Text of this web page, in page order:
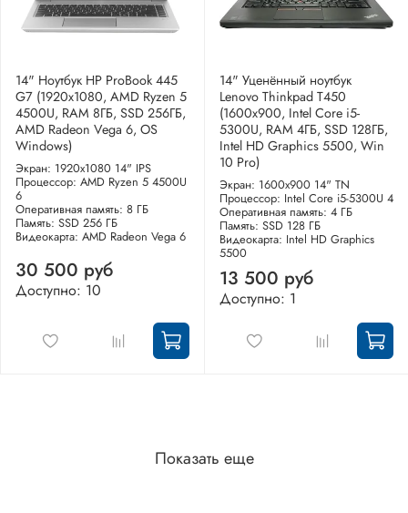
14" Ноутбук HP ProBook 445
G7 (1920x1080, AMD Ryzen 5
4500U, RAM 8ГБ, SSD 256ГБ,
AMD Radeon Vega 6, OS
Windows)
Экран: 1920x1080 14" IPS
Процессор: AMD Ryzen 5 4500U
6
Оперативная память: 8 ГБ
Память: SSD 256 ГБ
Видеокарта: AMD Radeon Vega 6
30 500 руб
Доступно: 10
14" Уценённый ноутбук
Lenovo Thinkpad T450
(1600x900, Intel Core i5-
5300U, RAM 4ГБ, SSD 128ГБ,
Intel HD Graphics 5500, Win
10 Pro)
Экран: 1600x900 14" TN
Процессор: Intel Core i5-5300U 4
Оперативная память: 4 ГБ
Память: SSD 128 ГБ
Видеокарта: Intel HD Graphics
5500
13 500 руб
Доступно: 1
Показать еще